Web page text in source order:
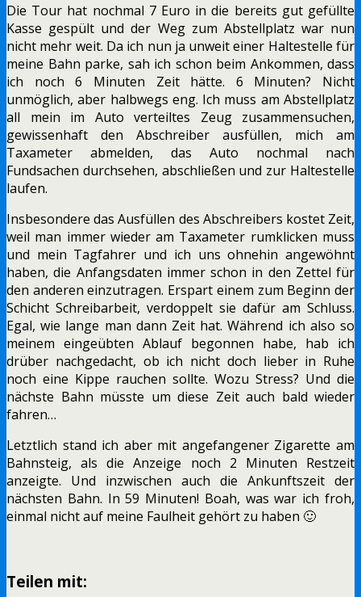
Die Tour hat nochmal 7 Euro in die bereits gut gefüllte
Kasse gespült und der Weg zum Abstellplatz war nun
nicht mehr weit. Da ich nun ja unweit einer Haltestelle für
meine Bahn parke, sah ich schon beim Ankommen, dass
ich noch 6 Minuten Zeit hätte. 6 Minuten? Nicht
unmöglich, aber halbwegs eng. Ich muss am Abstellplatz
all mein im Auto verteiltes Zeug zusammensuchen,
gewissenhaft den Abschreiber ausfüllen, mich am
Taxameter abmelden, das Auto nochmal nach
Fundsachen durchsehen, abschließen und zur Haltestelle
laufen.
Insbesondere das Ausfüllen des Abschreibers kostet Zeit,
weil man immer wieder am Taxameter rumklicken muss
und mein Tagfahrer und ich uns ohnehin angewöhnt
haben, die Anfangsdaten immer schon in den Zettel für
den anderen einzutragen. Erspart einem zum Beginn der
Schicht Schreibarbeit, verdoppelt sie dafür am Schluss.
Egal, wie lange man dann Zeit hat. Während ich also so
meinem eingeübten Ablauf begonnen habe, hab ich
drüber nachgedacht, ob ich nicht doch lieber in Ruhe
noch eine Kippe rauchen sollte. Wozu Stress? Und die
nächste Bahn müsste um diese Zeit auch bald wieder
fahren…
Letztlich stand ich aber mit angefangener Zigarette am
Bahnsteig, als die Anzeige noch 2 Minuten Restzeit
anzeigte. Und inzwischen auch die Ankunftszeit der
nächsten Bahn. In 59 Minuten! Boah, was war ich froh,
einmal nicht auf meine Faulheit gehört zu haben 🙂
Teilen mit: